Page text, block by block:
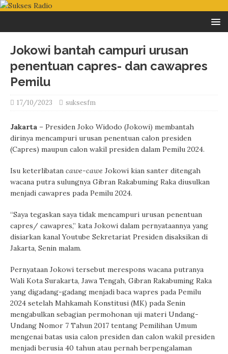
Jokowi bantah campuri urusan
penentuan capres- dan cawapres
Pemilu
17/10/2023 suksesfm
Jakarta – Presiden Joko Widodo (Jokowi) membantah
dirinya mencampuri urusan penentuan calon presiden
(Capres) maupun calon wakil presiden dalam Pemilu 2024.
Isu keterlibatan cawe-cawe Jokowi kian santer ditengah
wacana putra sulungnya Gibran Rakabuming Raka diusulkan
menjadi cawapres pada Pemilu 2024.
“Saya tegaskan saya tidak mencampuri urusan penentuan
capres/ cawapres,” kata Jokowi dalam pernyataannya yang
disiarkan kanal Youtube Sekretariat Presiden disaksikan di
Jakarta, Senin malam.
Pernyataan Jokowi tersebut merespons wacana putranya
Wali Kota Surakarta, Jawa Tengah, Gibran Rakabuming Raka
yang digadang-gadang menjadi baca wapres pada Pemilu
2024 setelah Mahkamah Konstitusi (MK) pada Senin
mengabulkan sebagian permohonan uji materi Undang-
Undang Nomor 7 Tahun 2017 tentang Pemilihan Umum
mengenai batas usia calon presiden dan calon wakil presiden
menjadi berusia 40 tahun atau pernah berpengalaman